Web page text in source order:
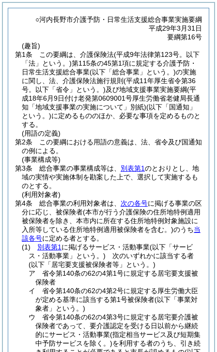
○河内長野市介護予防・日常生活支援総合事業実施要綱
平成29年3月31日
要綱第16号
(趣旨)
第1条
この要綱は、介護保険法(平成9年法律第123号。以下
「法」という。)第115条の45第1項に規定する介護予防・
日常生活支援総合事業(以下「総合事業」という。)の実施
に関し、法、介護保険法施行規則 (平成11年厚生省令第36
号。以下「省令」という。)及び地域支援事業実施要綱(平
成18年6月9日付け老発第0609001号厚生労働省老健局長通
知「地域支援事業の実施について」別紙)(以下「国通知」
という。)に定めるもののほか、必要な事項を定めるものと
する。
(用語の定義)
第2条
この要綱における用語の意義は、法、省令及び国通知
の例による。
(事業構成等)
第3条
総合事業の事業構成等は、 別表第1のとおりとし、地
域の実情や実施体制を勘案した上で、選択して実施するも
のとする。
(利用対象者)
第4条
総合事業の利用対象者は、 次の各号に掲げる事業の区
分に応じ、被保険者(本市が行う介護保険の住所地特例適用
被保険者を除き、本市内に所在する住所地特例対象施設に
入所等している住所地特例適用被保険者を含む。)のうち当
該各号に定める者とする。
(1)
別表第1 に掲げるサービス・活動事業(以下「サービ
ス・活動事業」という。) 次のいずれかに該当する者
(以下「居宅要支援被保険者等」という。)
ア
省令第140条の62の4第1号に規定する居宅要支援被
保険者
イ
省令第140条の62の4第2号に規定する厚生労働大臣
が定める基準に該当する第1号被保険者(以下「事業対
象者」という。)
ウ
省令第140条の62の4第3号に規定する居宅要介護被
保険者であって、要介護認定を受ける日以前から継続
的にサービス・活動事業(指定相当サービス及び短期集
中予防サービスを除く。)を利用する者のうち、引き続